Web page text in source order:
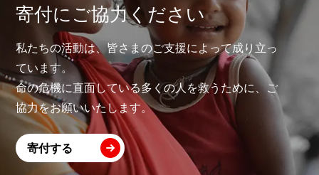
寄付にご協力ください
私たちの活動は、皆さまのご支援によって成り立っ
ています。
命の危機に直面している多くの人を救うために、ご
協力をお願いいたします。
寄付する